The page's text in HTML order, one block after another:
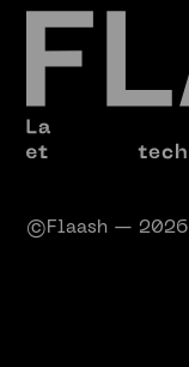
©Flaash — 2026